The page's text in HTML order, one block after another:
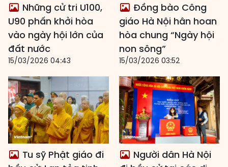
Những cử tri U100,
U90 phấn khởi hòa
vào ngày hội lớn của
đất nước
15/03/2026 04:43
Đồng bào Công
giáo Hà Nội hân hoan
hòa chung “Ngày hội
non sông”
15/03/2026 03:52
Tu sỹ Phật giáo đi
Người dân Hà Nội